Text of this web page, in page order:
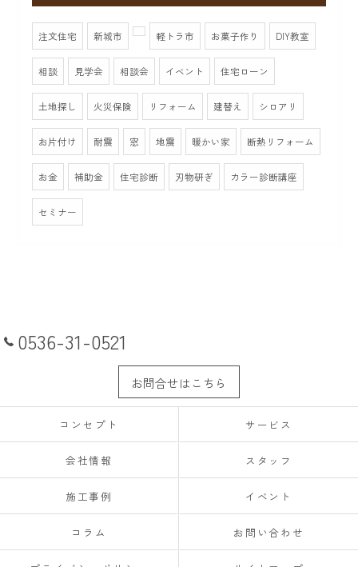
注文住宅 新城市 軽トラ市 お菓子作り DIY教室
相談 見学会 相談会 イベント 住宅ローン
土地探し 火災保険 リフォーム 建替え シロアリ
お片付け 耐震 窓 地震 暖かい家 断熱リフォーム
お金 補助金 住宅診断 刃物研ぎ カラー診断講座
セミナー
0536-31-0521
お問合せはこちら
コンセプト サービス
会社情報 スタッフ
施工事例 イベント
コラム お問い合わせ